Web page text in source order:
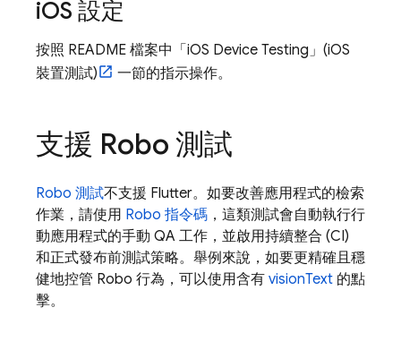
iOS 設定
按照 README 檔案中「iOS Device Testing」(iOS
裝置測試)
一節的指示操作。
支援 Robo 測試
Robo 測試不支援 Flutter。如要改善應用程式的檢索
作業，請使用 Robo 指令碼 ，這類測試會自動執行行
動應用程式的手動 QA 工作，並啟用持續整合 (CI)
和正式發布前測試策略。舉例來說，如要更精確且穩
健地控管 Robo 行為，可以使用含有 visionText 的點
擊。